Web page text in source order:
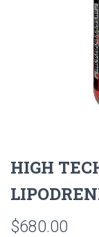
HIGH
$680.00